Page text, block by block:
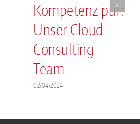
Kompetenz pur:
Unser Cloud
Consulting
Team
02/04/2024